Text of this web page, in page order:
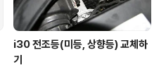
i30 전조등(미등, 상향등) 교체하
기